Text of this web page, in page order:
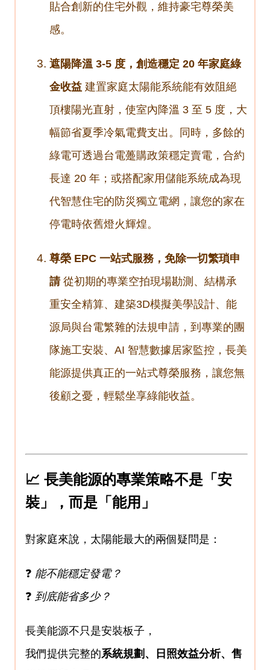
貼合創新的住宅外觀，維持豪宅尊榮美
感。
遮陽降溫 3-5 度，創造穩定 20 年家庭綠
金收益 建置家庭太陽能系統能有效阻絕
頂樓陽光直射，使室內降溫 3 至 5 度，大
幅節省夏季冷氣電費支出。同時，多餘的
綠電可透過台電躉購政策穩定賣電，合約
長達 20 年；或搭配家用儲能系統成為現
代智慧住宅的防災獨立電網，讓您的家在
停電時依舊燈火輝煌。
尊榮 EPC 一站式服務，免除一切繁瑣申
請從初期的專業空拍現場勘測、結構承
重安全精算、建築3D模擬美學設計、能
源局與台電繁雜的法規申請，到專業的團
隊施工安裝、AI 智慧數據居家監控，長美
能源提供真正的一站式尊榮服務，讓您無
後顧之憂，輕鬆坐享綠能收益。
📈 長美能源的專業策略不是「安
裝」，而是「能用」
對家庭來說，太陽能最大的兩個疑問是：
❓ 能不能穩定發電？
❓ 到底能省多少？
長美能源不只是安裝板子，
我們提供完整的系統規劃、日照效益分析、售